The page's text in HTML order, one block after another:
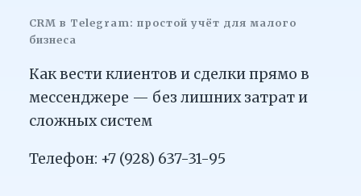
CRM в Telegram: простой учёт для малого
бизнеса
Как вести клиентов и сделки прямо в
мессенджере — без лишних затрат и
сложных систем
Телефон: +7 (928) 637-31-95